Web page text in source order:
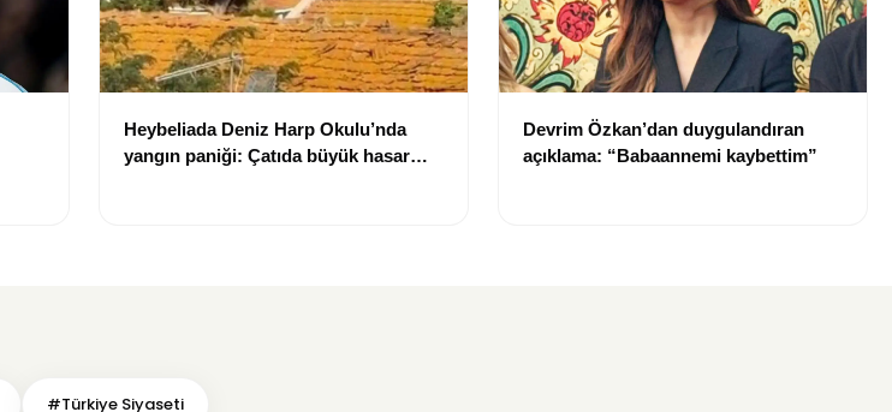
Heybeliada Deniz Harp Okulu’nda
yangın paniği: Çatıda büyük hasar
Devrim Özkan’dan duygulandıran
açıklama: “Babaannemi kaybettim”
#Türkiye Siyaseti